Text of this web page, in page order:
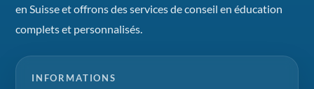
en Suisse et offrons des services de conseil en éducation
complets et personnalisés.
INFORMATIONS